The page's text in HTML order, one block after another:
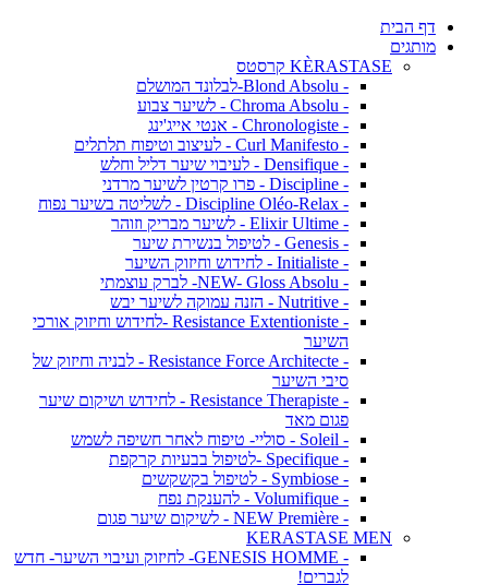
דף הבית
מותגים
KÈRASTASE קרסטס
- Blond Absolu-לבלונד המושלם
- Chroma Absolu - לשיער צבוע
- Chronologiste - אנטי אייג'ינג
- Curl Manifesto - לעיצוב וטיפוח תלתלים
- Densifique - לעיבוי שיער דליל וחלש
- Discipline - פרו קרטין לשיער מרדני
- Discipline Oléo-Relax - לשליטה בשיער נפוח
- Elixir Ultime - לשיער מבריק וזוהר
- Genesis - לטיפול בנשירת שיער
- Initialiste - לחידוש וחיזוק השיער
- NEW- Gloss Absolu- לברק עוצמתי
- Nutritive - הזנה עמוקה לשיער יבש
- Resistance Extentioniste -לחידוש וחיזוק אורכי
השיער
- Resistance Force Architecte - לבניה וחיזוק של
סיבי השיער
- Resistance Therapiste - לחידוש ושיקום שיער
פגום מאד
- Soleil - סוליי- טיפוח לאחר חשיפה לשמש
- Specifique -לטיפול בבעיות קרקפת
- Symbiose - לטיפול בקשקשים
- Volumifique - להענקת נפח
- NEW Première - לשיקום שיער פגום
KERASTASE MEN
- GENESIS HOMME- לחיזוק ועיבוי השיער- חדש
לגברים!